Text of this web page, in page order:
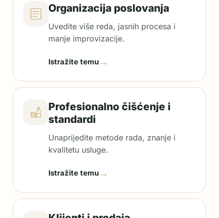
Organizacija poslovanja
Uvedite više reda, jasnih procesa i
manje improvizacije.
Istražite temu →
Profesionalno čišćenje i
standardi
Unaprijedite metode rada, znanje i
kvalitetu usluge.
Istražite temu →